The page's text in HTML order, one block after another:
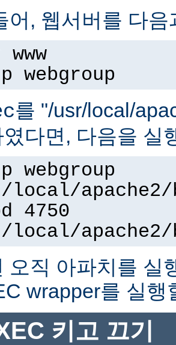
어, 웹서버를 다
webgroup
를 "/usr/local/
다면, 다음을 실
webgroup
local/apache2/
4750
local/apache2/
오직 아파치를 실
wrapper를 실행
키고 끄기